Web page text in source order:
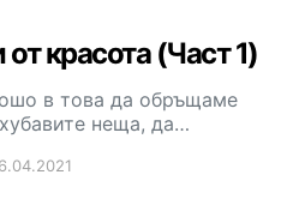
красота (Част 1)
в това да обръщаме
неща, да…